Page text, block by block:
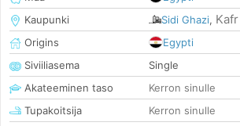
Kaupunki
Sidi Ghazi,
Origins
Egypti
Siviiliasema
Single
Akateeminen taso
Kerron sinulle
Tupakoitsija
Kerron sinulle